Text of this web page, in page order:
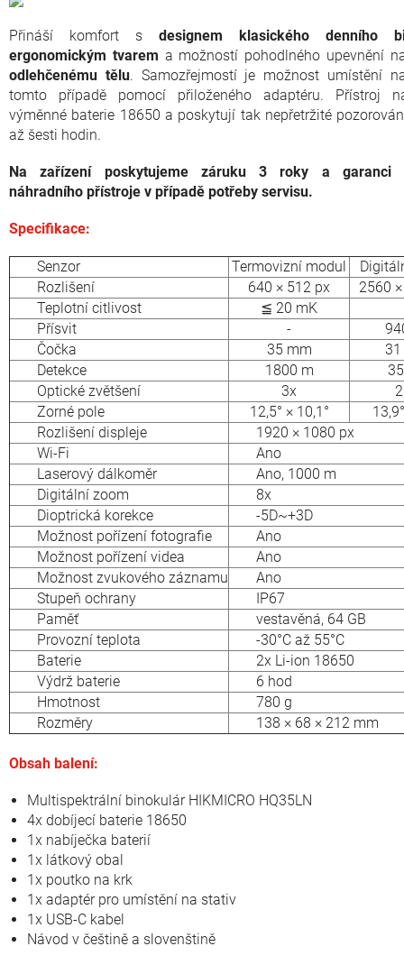
Přináší komfort s designem klasického denního
ergonomickým tvarem a možností pohodlného upevnění
odlehčenému tělu. Samozřejmostí je možnost umístění
tomto případě pomocí přiloženého adaptéru. Přístroj
výměnné baterie 18650 a poskytují tak nepřetržité
až šesti hodin.
Na zařízení poskytujeme záruku 3 roky a garanci
náhradního přístroje v případě potřeby servisu.
Specifikace:
Senzor Termovizní modul
Rozlišení
640 × 512 px
2560
Teplotní citlivost
≦ 20 mK
Přísvit
-
Čočka
35 mm
Detekce
1800 m
Optické zvětšení
3x
Zorné pole
12,5° × 10,1°
Rozlišení displeje
1920 × 1080 px
Wi-Fi
Ano
Laserový dálkoměr
Ano, 1000 m
Digitální zoom
8x
Dioptrická korekce
-5D~+3D
Možnost pořízení fotografie
Ano
Možnost pořízení videa
Ano
Možnost zvukového záznamu
Ano
Stupeň ochrany
IP67
Paměť
vestavěná, 64 GB
Provozní teplota
-30°C až 55°C
Baterie
2x Li-ion 18650
Výdrž baterie
6 hod
Hmotnost
780 g
Rozměry
138 × 68 × 212 mm
Obsah balení:
Multispektrální binokulár HIKMICRO HQ35LN
4x dobíjecí baterie 18650
1x nabíječka baterií
1x látkový obal
1x poutko na krk
1x adaptér pro umístění na stativ
1x USB-C kabel
Návod v češtině a slovenštině